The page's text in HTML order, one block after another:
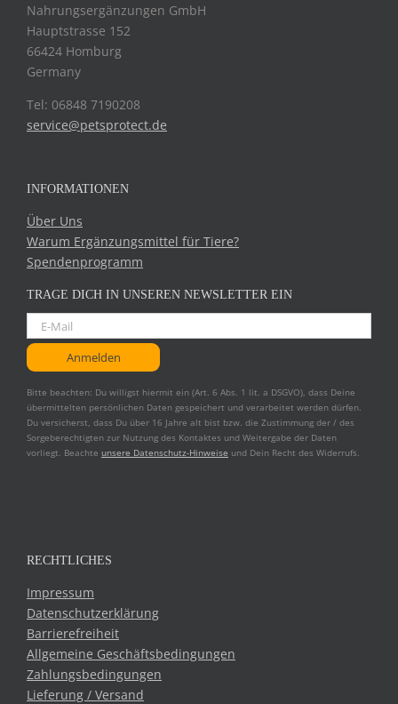
Nahrungsergänzungen GmbH
Hauptstrasse 152
66424 Homburg
Germany
Tel: 06848 7190208
service@petsprotect.de
INFORMATIONEN
Über Uns
Warum Ergänzungsmittel für Tiere?
Spendenprogramm
TRAGE DICH IN UNSEREN NEWSLETTER EIN
Bitte beachten: Du willigst hiermit ein (Art. 6 Abs. 1 lit. a DSGVO), dass Deine
übermittelten persönlichen Daten gespeichert und verarbeitet werden dürfen.
Du versicherst, dass Du über 16 Jahre alt bist bzw. die Zustimmung der / des
Sorgeberechtigten zur Nutzung des Kontaktes und Weitergabe der Daten
vorliegt. Beachte unsere Datenschutz-Hinweise und Dein Recht des Widerrufs.
RECHTLICHES
Impressum
Datenschutzerklärung
Barrierefreiheit
Allgemeine Geschäftsbedingungen
Zahlungsbedingungen
Lieferung / Versand